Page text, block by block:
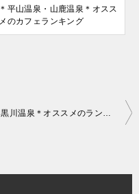
＊平山温泉・山鹿温泉＊オスス
メのカフェランキング